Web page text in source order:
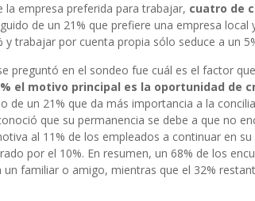
la empresa preferida para trabajar, cuatro de
de un 21% que prefiere una empresa local
y trabajar por cuenta propia sólo seduce a un
preguntó en el sondeo fue cuál es el factor
el motivo principal es la oportunidad de
de un 21% que da más importancia a la
que su permanencia se debe a que no
al 11% de los empleados a continuar en
por el 10%. En resumen, un 68% de los
familiar o amigo, mientras que el 32%